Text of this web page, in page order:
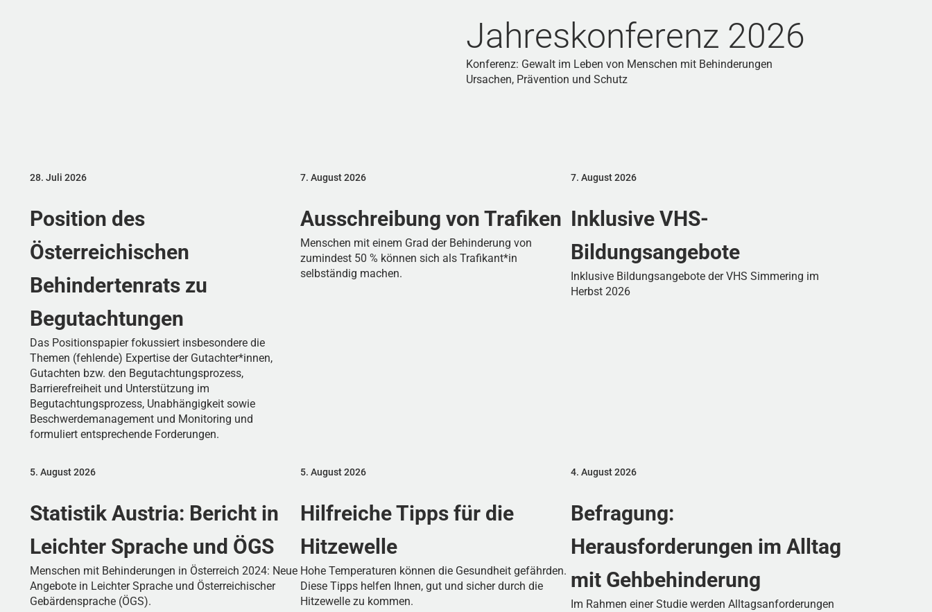
Jahreskonferenz 2026
Konferenz: Gewalt im Leben von Menschen mit Behinderungen
Ursachen, Prävention und Schutz
Position des
Österreichischen
Behindertenrats zu
Begutachtungen
28. Juli 2026
Das Positionspapier fokussiert insbesondere die
Themen (fehlende) Expertise der Gutachter*innen,
Gutachten bzw. den Begutachtungsprozess,
Barrierefreiheit und Unterstützung im
Begutachtungsprozess, Unabhängigkeit sowie
Beschwerdemanagement und Monitoring und
formuliert entsprechende Forderungen.
Ausschreibung von Trafiken
7. August 2026
Menschen mit einem Grad der Behinderung von
zumindest 50 % können sich als Trafikant*in
selbständig machen.
Inklusive VHS-
Bildungsangebote
7. August 2026
Inklusive Bildungsangebote der VHS Simmering im
Herbst 2026
Statistik Austria: Bericht in
Leichter Sprache und ÖGS
5. August 2026
Menschen mit Behinderungen in Österreich 2024: Neue
Angebote in Leichter Sprache und Österreichischer
Gebärdensprache (ÖGS).
Hilfreiche Tipps für die
Hitzewelle
5. August 2026
Hohe Temperaturen können die Gesundheit gefährden.
Diese Tipps helfen Ihnen, gut und sicher durch die
Hitzewelle zu kommen.
Befragung:
Herausforderungen im Alltag
mit Gehbehinderung
4. August 2026
Im Rahmen einer Studie werden Alltagsanforderungen